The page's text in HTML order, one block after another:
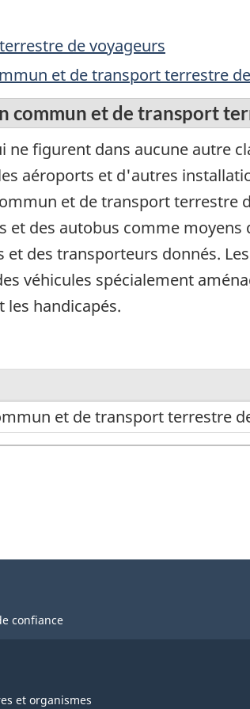
de voyageurs
et de transport terrestre
commun et de transport
ne figurent dans aucune autre
aéroports et d'autres
et de transport terrestre
et des autobus comme
des transporteurs donnés.
véhicules spécialement
les handicapés.
et de transport terrestre
confiance
et organismes